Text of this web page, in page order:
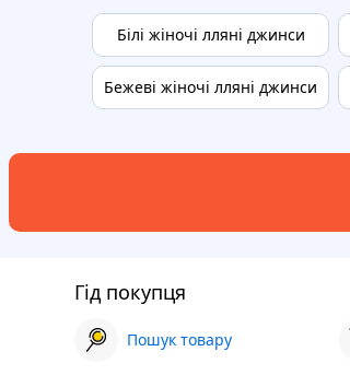
Білі жіночі лляні джинси
Бежеві жіночі лляні джинси
Гід покупця
Пошук товару